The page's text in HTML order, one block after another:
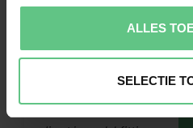
ALLES
SELECTIE
golfclubs jouw spel naar
het volgende niveau
kunnen brengen. Plan